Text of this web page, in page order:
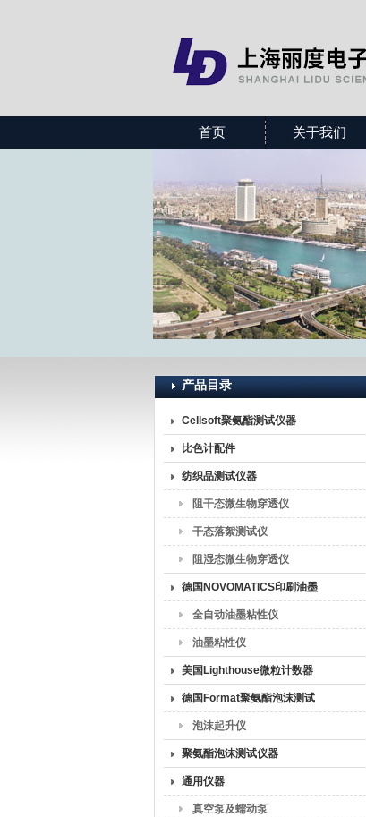
上海丽度电子科技发展有限公司
首页 关于我们
产品目录
Cellsoft聚氨酯测试仪器
比色计配件
纺织品测试仪器
阻干态微生物穿透仪
干态落絮测试仪
阻湿态微生物穿透仪
德国NOVOMATICS印刷油墨
专用测试仪器
全自动油墨粘性仪
油墨粘性仪
美国Lighthouse微粒计数器
德国Format聚氨酯泡沫测试
仪器泡沫起升仪
聚氨酯泡沫测试仪器
通用仪器
真空泵及蠕动泵